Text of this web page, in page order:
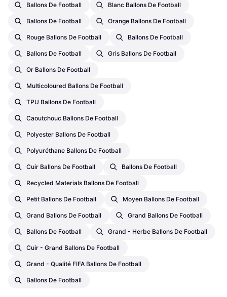
Ballons De Football Blanc Ballons De Football
Ballons De Football Orange Ballons De Football
Rouge Ballons De Football Ballons De Football
Ballons De Football Gris Ballons De Football
Or Ballons De Football
Multicoloured Ballons De Football
TPU Ballons De Football
Caoutchouc Ballons De Football
Polyester Ballons De Football
Polyuréthane Ballons De Football
Cuir Ballons De Football Ballons De Football
Recycled Materials Ballons De Football
Petit Ballons De Football Moyen Ballons De Football
Grand Ballons De Football Grand Ballons De Football
Ballons De Football Grand - Herbe Ballons De Football
Cuir - Grand Ballons De Football
Grand - Qualité FIFA Ballons De Football
Ballons De Football